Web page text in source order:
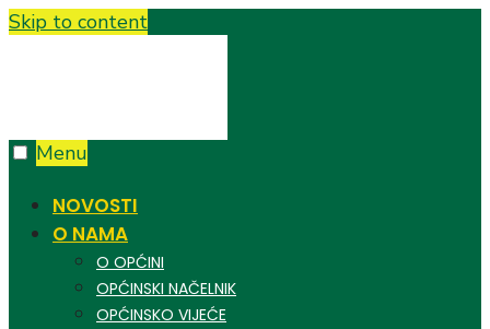
Skip to content
Menu
NOVOSTI
O NAMA
O OPĆINI
OPĆINSKI NAČELNIK
OPĆINSKO VIJEĆE